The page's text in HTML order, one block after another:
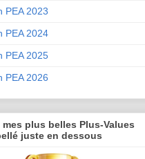
PEA 2023
PEA 2024
PEA 2025
PEA 2026
mes plus belles Plus-Values
juste en dessous